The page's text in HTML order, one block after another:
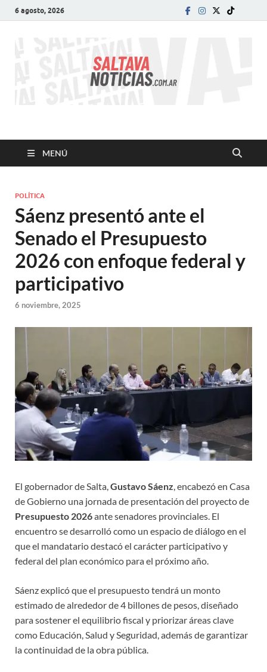
6 agosto, 2026
SALTA VA!
MENÚ
POLÍTICA
Sáenz presentó ante el
Senado el Presupuesto
2026 con enfoque federal y
participativo
6 noviembre, 2025
El gobernador de Salta, Gustavo Sáenz , encabezó en Casa
de Gobierno una jornada de presentación del proyecto de
Presupuesto 2026ante senadores provinciales. El
encuentro se desarrolló como un espacio de diálogo en el
que el mandatario destacó el carácter participativo y
federal del plan económico para el próximo año.
Sáenz explicó que el presupuesto tendrá un monto
estimado de alrededor de 4 billones de pesos, diseñado
para sostener el equilibrio fiscal y priorizar áreas clave
como Educación, Salud y Seguridad, además de garantizar
la continuidad de la obra pública.